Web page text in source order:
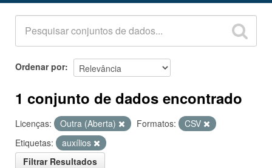
Organizações
Grupos
Sobre
Ordenar por
1 conjunto de dados encontrado
Licenças: Outra (Aberta) Formatos:
CSV
Etiquetas:
auxílios
Filtrar Resultados